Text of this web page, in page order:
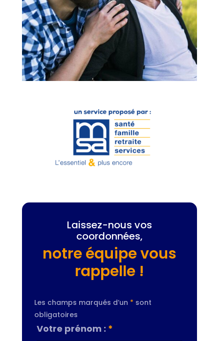
Laissez-nous vos
coordonnées,
notre équipe vous
rappelle !
Les champs marqués d’un * sont
obligatoires
Votre prénom : *